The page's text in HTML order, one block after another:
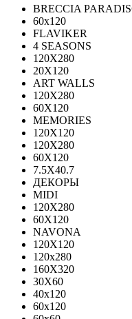
BRECCIA
60х120
FLAVIKER
4 SEASONS
120Х280
20X120
ART WALLS
120Х280
60Х120
MEMORIES
120X120
120X280
60Х120
7.5X40.7
ДЕКОРЫ
MIDI
120Х280
60Х120
NAVONA
120X120
120x280
160X320
30X60
40x120
60x120